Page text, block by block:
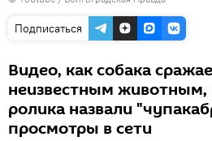
Подписаться
Видео, как собака
неизвестным животным,
ролика назвали
просмотры в сети